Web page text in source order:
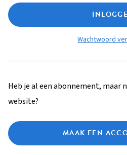
Wachtwoord
Heb je al een abonnement, maar
website?
MAAK EEN